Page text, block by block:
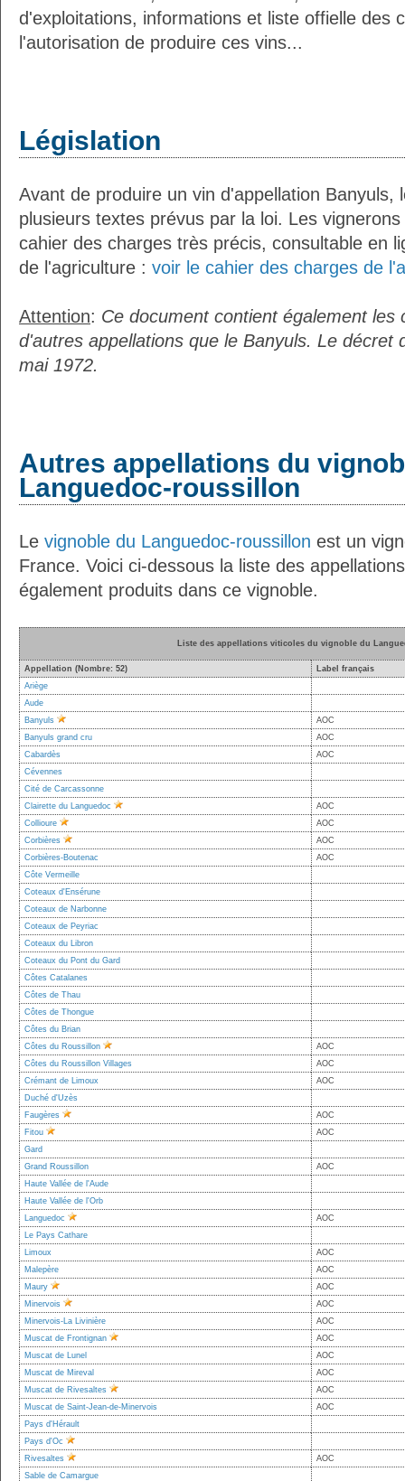
d'exploitations, informations et liste offielle des
l'autorisation de produire ces vins...
Législation
Avant de produire un vin d'appellation Banyuls,
plusieurs textes prévus par la loi. Les
cahier des charges très précis, consultable en
de l'agriculture : voir le cahier des charges de
Attention: Ce document contient également les
d'autres appellations que le Banyuls. Le décret
mai 1972.
Autres appellations du
Languedoc-roussillon
Le vignoble du Languedoc-roussillon est un
France. Voici ci-dessous la liste des
également produits dans ce vignoble.
Liste des appellations viticoles du vignoble du
Appellation (Nombre: 52)
Label français
Ariège
Aude
Banyuls
AOC
Banyuls grand cru
AOC
Cabardès
AOC
Cévennes
Cité de Carcassonne
Clairette du Languedoc
AOC
Collioure
AOC
Corbières
AOC
Corbières-Boutenac
AOC
Côte Vermeille
Coteaux d'Ensérune
Coteaux de Narbonne
Coteaux de Peyriac
Coteaux du Libron
Coteaux du Pont du Gard
Côtes Catalanes
Côtes de Thau
Côtes de Thongue
Côtes du Brian
Côtes du Roussillon
AOC
Côtes du Roussillon Villages
AOC
Crémant de Limoux
AOC
Duché d'Uzès
Faugères
AOC
Fitou
AOC
Gard
Grand Roussillon
AOC
Haute Vallée de l'Aude
Haute Vallée de l'Orb
Languedoc
AOC
Le Pays Cathare
Limoux
AOC
Malepère
AOC
Maury
AOC
Minervois
AOC
Minervois-La Livinière
AOC
Muscat de Frontignan
AOC
Muscat de Lunel
AOC
Muscat de Mireval
AOC
Muscat de Rivesaltes
AOC
Muscat de Saint-Jean-de-Minervois
AOC
Pays d'Hérault
Pays d'Oc
Rivesaltes
AOC
Sable de Camargue